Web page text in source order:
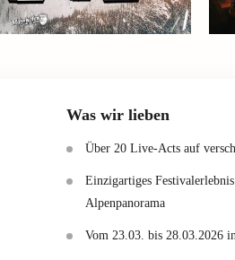
Was wir lieben
Über 20 Live-Acts auf
Einzigartiges
Alpenpanorama
Vom 23.03. bis 28.03.2026